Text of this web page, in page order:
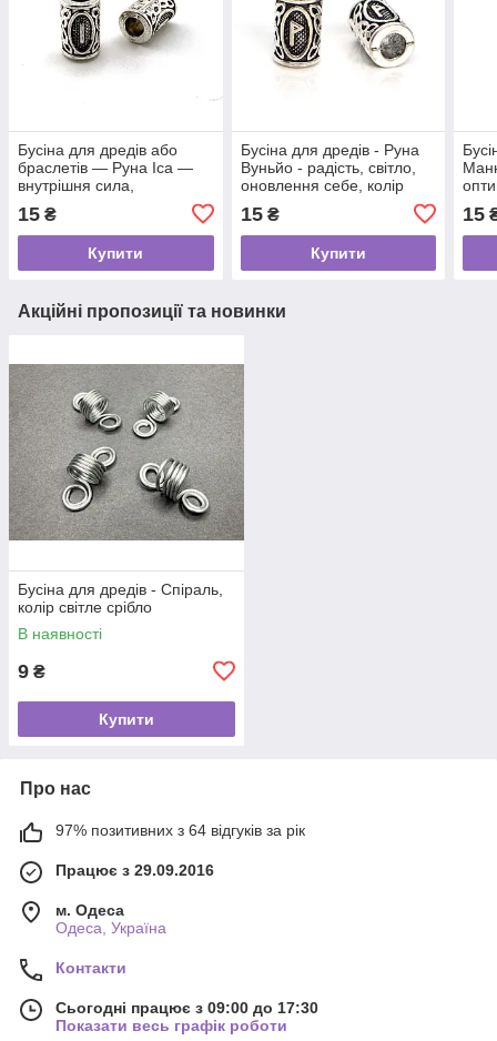
Бусіна для дредів або
браслетів — Руна Іса —
внутрішня сила,
15 ₴
Купити
Бусіна для дредів - Руна
Вуньйо - радість, світло,
оновлення себе, колір
15₴
Купити
15
Акційні пропозиції та новинки
Бусіна для дредів - Спіраль,
колір світле срібло
В наявності
9 ₴
Купити
Про нас
97% позитивних з 64 відгуків за рік
Працює з 29.09.2016
м. Одеса
Одеса, Україна
Контакти
Сьогодні працює з 09:00 до 17:30
Показати весь графік роботи